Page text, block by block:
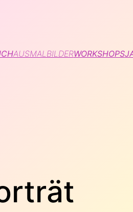
AUSMALBILDERWORKSHOPS